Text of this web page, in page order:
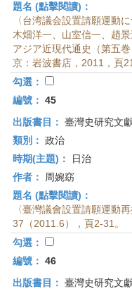
題名 (點擊閱讀)：
〈台湾議会設置請願運動
木畑洋一、山室信一、趙
アジア近現代通史（第五
京：岩波書店，2011，頁
勾選：
編號： 45
出版書目： 臺灣史研究文
類別： 政治
時期(主題)：
日治
作者：
周婉窈
題名 (點擊閱讀)：
〈臺灣議會設置請願運動
37（2011.6），頁2-31。
勾選：
編號： 46
出版書目： 臺灣史研究文